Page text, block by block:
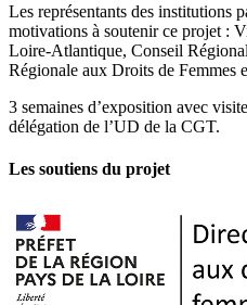
Les représentants des institutions
motivations à soutenir ce projet :
Loire-Atlantique, Conseil
Régionale aux Droits de Femmes
3 semaines d’exposition avec
délégation de l’UD de la CGT.
Les soutiens du projet